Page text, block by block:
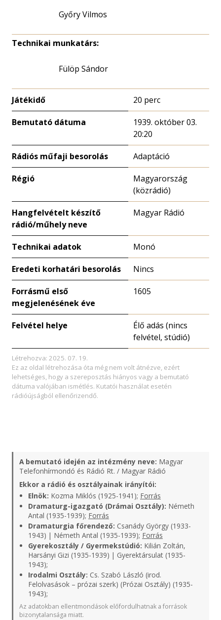
Győry Vilmos
Technikai munkatárs:
Fülöp Sándor
Játékidő 20 perc
Bemutató dátuma
1939. október 03.
20:20
Rádiós műfaji besorolás Adaptáció
Régió
Magyarország
(közrádió)
Hangfelvételt készítő
rádió/műhely neve
Magyar Rádió
Technikai adatok Monó
Eredeti korhatári besorolás Nincs
Forrásmű első
megjelenésének éve
1605
Felvétel helye
Élő adás (nincs
felvétel, stúdió)
Létrehozva: 2025. 07. 19.
Ez az oldal létrehozása óta még nem volt átnézve, ezért
lehetséges, hogy a szereposztás hiányos vagy a bemutató
dátuma valójában ismétlés. Kutatói használat esetén
rádióújságból ellenőrizendő.
A bemutató idején az intézmény neve: Magyar
Telefonhírmondó és Rádió Rt. / Magyar Rádió
Ekkor a rádió és osztályainak irányítói:
Elnök: Kozma Miklós (1925-1941); Forrás
Dramaturg-igazgató (Drámai Osztály): Németh
Antal (1935-1939); Forrás
Dramaturgia főrendező: Csanády György (1933-
1943) | Németh Antal (1935-1939); Forrás
Gyerekosztály / Gyermekstúdió: Kilián Zoltán,
Harsányi Gizi (1935-1939) | Gyerektársulat (1935-
1943);
Irodalmi Osztály: Cs. Szabó László (irod.
Felolvasások – prózai szerk) (Prózai Osztály) (1935-
1943);
Az adatokban ellentmondások előfordulhatnak a források
bizonytalansága miatt.